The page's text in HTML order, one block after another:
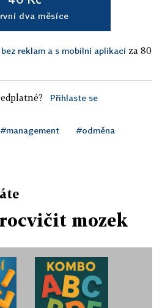
dva měsíce
reklam a s mobilní aplikací za 80
Přihlaste se
#management #odměna
mozek